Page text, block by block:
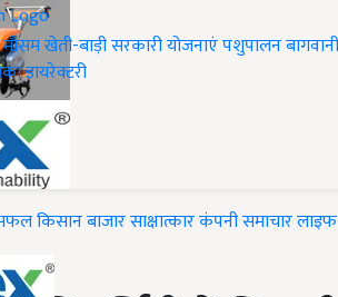
मौसमखेती-बाड़ीसरकारी योजनाएंपशुपालनबागवानी
डायरेक्टरी
किसानबाजारसाक्षात्कारकंपनी समाचार